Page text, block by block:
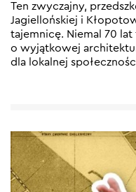
Ten zwyczajny,
Jagiellońskiej i
tajemnicę. Niemal 70
o wyjątkowej
dla lokalnej